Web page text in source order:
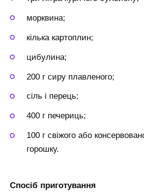
морквина;
кілька картоплин;
цибулина;
200 г сиру плавленого;
сіль і перець;
400 г печериць;
100 г свіжого або
горошку.
Спосіб приготування